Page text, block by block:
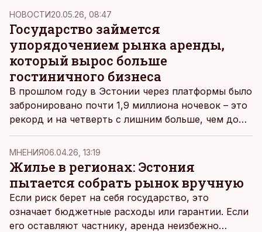
НОВОСТИ20.05.26, 08:47
Государство займется
упорядочением рынка аренды,
который вырос больше
гостиничного бизнеса
В прошлом году в Эстонии через платформы было
забронировано почти 1,9 миллиона ночевок – это
рекорд и на четверть с лишним больше, чем до
пандемии. В то же время государство приступило
к регулированию быстро растущего рынка.
MНЕНИЯ06.04.26, 13:19
Жилье в регионах: Эстония
пытается собрать рынок вручную
Если риск берет на себя государство, это
означает бюджетные расходы или гарантии. Если
его оставляют частнику, аренда неизбежно